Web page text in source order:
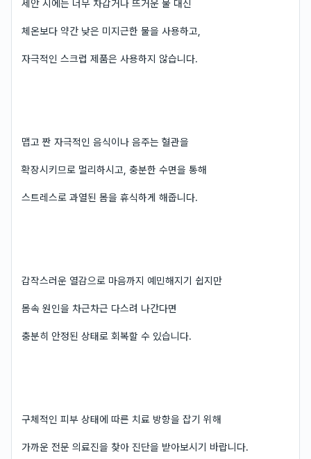
세안 시에는 너무 차갑거나 뜨거운 물 대신
체온보다 약간 낮은 미지근한 물을 사용하고,
자극적인 스크럽 제품은 사용하지 않습니다.
맵고 짠 자극적인 음식이나 음주는 혈관을
확장시키므로 멀리하시고, 충분한 수면을 통해
스트레스로 과열된 몸을 휴식하게 해줍니다.
갑작스러운 열감으로 마음까지 예민해지기 쉽지만
몸속 원인을 차근차근 다스려 나간다면
충분히 안정된 상태로 회복할 수 있습니다.
구체적인 피부 상태에 따른 치료 방향을 잡기 위해
가까운 전문 의료진을 찾아 진단을 받아보시기 바랍니다.